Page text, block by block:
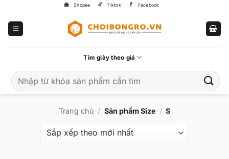
Shopee Tiktok Facebook
Tìm giày theo giá
kiếm:
Trang chủ / Sản phẩm Size / S